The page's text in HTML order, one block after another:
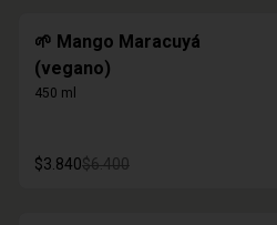
🌱 Mango Maracuyá
(vegano)
450 ml
$3.840$6.400